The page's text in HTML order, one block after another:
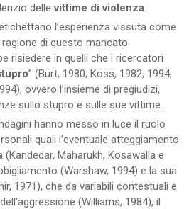
delle vittime di violenza.
l’esperienza vissuta come
ragione di questo mancato
risiedere in quelli che i ricercatori
” (Burt, 1980; Koss, 1982, 1994;
ovvero l’insieme di pregiudizi,
sullo stupro e sulle sue vittime.
hanno messo in luce il ruolo
quali l’eventuale atteggiamento
(Kandedar, Maharukh, Kosawalla e
(Warshaw, 1994) e la sua
1971), che da variabili contestuali e
(Williams, 1984), il